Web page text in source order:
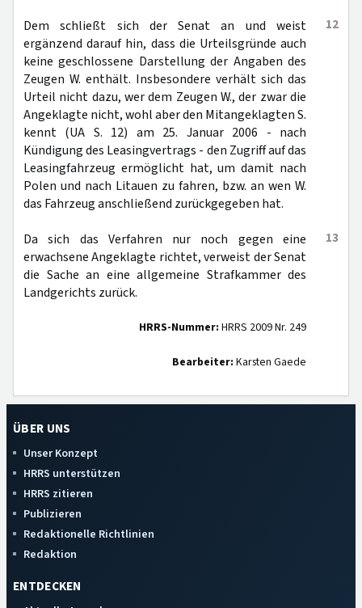
12
Dem schließt sich der Senat an und weist
ergänzend darauf hin, dass die Urteilsgründe auch
keine geschlossene Darstellung der Angaben des
Zeugen W. enthält. Insbesondere verhält sich das
Urteil nicht dazu, wer dem Zeugen W., der zwar die
Angeklagte nicht, wohl aber den Mitangeklagten S.
kennt (UA S. 12) am 25. Januar 2006 - nach
Kündigung des Leasingvertrags - den Zugriff auf das
Leasingfahrzeug ermöglicht hat, um damit nach
Polen und nach Litauen zu fahren, bzw. an wen W.
das Fahrzeug anschließend zurückgegeben hat.
13
Da sich das Verfahren nur noch gegen eine
erwachsene Angeklagte richtet, verweist der Senat
die Sache an eine allgemeine Strafkammer des
Landgerichts zurück.
HRRS-Nummer: HRRS 2009 Nr. 249
Bearbeiter: Karsten Gaede
ÜBER UNS
Unser Konzept
HRRS unterstützen
HRRS zitieren
Publizieren
Redaktionelle Richtlinien
Redaktion
ENTDECKEN